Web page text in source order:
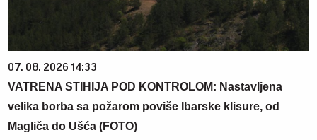
07. 08. 2026 14:33
VATRENA STIHIJA POD KONTROLOM: Nastavljena
velika borba sa požarom poviše Ibarske klisure, od
Magliča do Ušća (FOTO)